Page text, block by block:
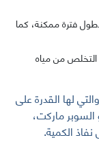
فترة ممكنة، كما
من مياه
لها القدرة على
ماركت،
الكمية.